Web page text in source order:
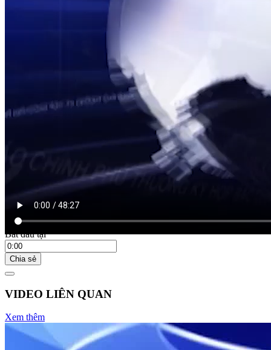
TỔNG THUẬT HỌP BÁO CHÍNH PHỦ THƯỜNG KỲ
Họp báo Chính phủ thường kỳ tháng 7/2025
Nguồn: SCTV8 - VITV
Bắt đầu tại
Chia sẻ
VIDEO LIÊN QUAN
Xem thêm